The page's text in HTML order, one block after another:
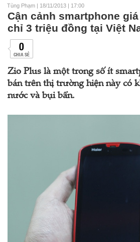
Tùng Phạm | 18/11/2013 | 17:00
Cận cảnh smartphone
chỉ 3 triệu đồng tại Việt
0
CHIA SẺ
Zio Plus là một trong số ít
bán trên thị trường hiện này có
nước và bụi bẩn.